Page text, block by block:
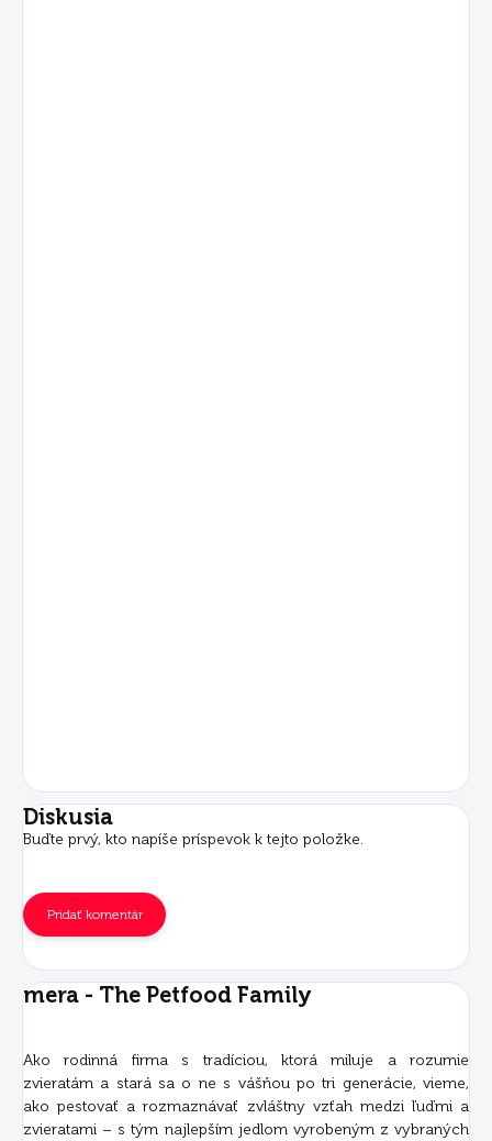
Diskusia
Buďte prvý, kto napíše príspevok k tejto položke.
Pridať komentár
mera - The Petfood Family
Ako rodinná firma s tradíciou, ktorá miluje a rozumie
zvieratám a stará sa o ne s vášňou po tri generácie, vieme,
ako pestovať a rozmaznávať zvláštny vzťah medzi ľuďmi a
zvieratami – s tým najlepším jedlom vyrobeným z vybraných